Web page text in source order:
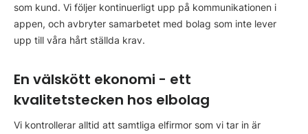
som kund. Vi följer kontinuerligt upp på kommunikationen i
appen, och avbryter samarbetet med bolag som inte lever
upp till våra hårt ställda krav.
En välskött ekonomi - ett
kvalitetstecken hos elbolag
Vi kontrollerar alltid att samtliga elfirmor som vi tar in är